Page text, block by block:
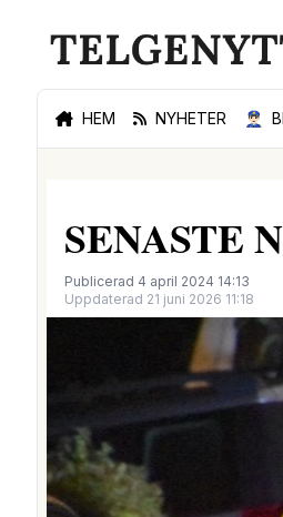
HEM NYHETER 👮🏻‍♂️
SENASTE
Publicerad 4 april 2024 14:13
Uppdaterad 21 juni 2026 11:18